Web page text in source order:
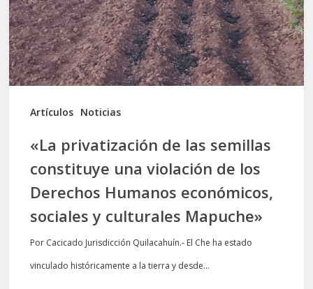
Artículos Noticias
constituye
una
violación
de
Humanos
económicos,
sociales
culturales
Mapuche»
«La privatización de las semillas
constituye una violación de los
Derechos Humanos económicos,
sociales y culturales Mapuche»
Por Cacicado Jurisdicción Quilacahuín.- El Che ha estado
vinculado históricamente a la tierra y desde…